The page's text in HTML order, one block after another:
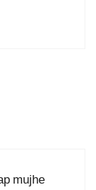
mujhe